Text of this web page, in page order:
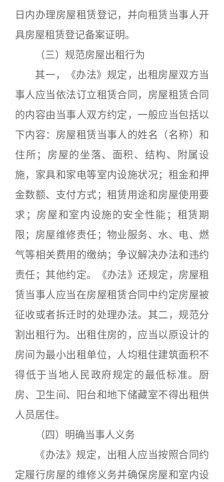
日内办理房屋租赁登记，并向租赁当事人开
具房屋租赁登记备案证明。
（三）规范房屋出租行为
其一，《办法》规定，出租房屋双方当
事人应当依法订立租赁合同，房屋租赁合同
的内容由当事人双方约定，一般应当包括以
下内容：房屋租赁当事人的姓名（名称）和
住所；房屋的坐落、面积、结构、附属设
施，家具和家电等室内设施状况；租金和押
金数额、支付方式；租赁用途和房屋使用要
求；房屋和室内设施的安全性能；租赁期
限；房屋维修责任；物业服务、水、电、燃
气等相关费用的缴纳；争议解决办法和违约
责任；其他约定。《办法》还规定，房屋租
赁当事人应当在房屋租赁合同中约定房屋被
征收或者拆迁时的处理办法。其二，规范分
割出租行为。出租住房的，应当以原设计的
房间为最小出租单位，人均租住建筑面积不
得低于当地人民政府规定的最低标准。厨
房、卫生间、阳台和地下储藏室不得出租供
人员居住。
（四）明确当事人义务
《办法》规定，出租人应当按照合同约
定履行房屋的维修义务并确保房屋和室内设